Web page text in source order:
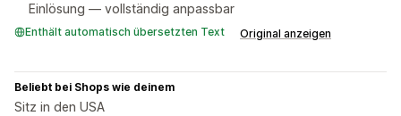
Einlösung — vollständig anpassbar
Enthält automatisch übersetzten Text Original anzeigen
Beliebt bei Shops wie deinem
Sitz in den USA